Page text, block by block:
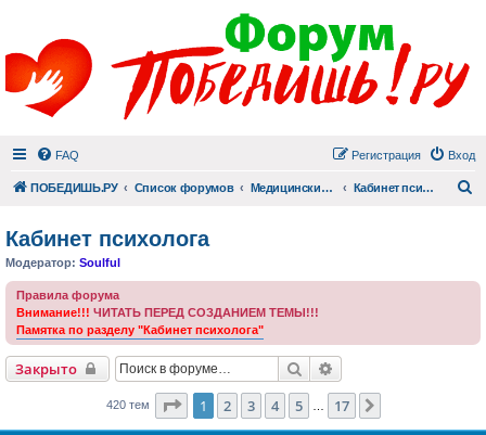
FAQ Вход
Регистрация
ПОБЕДИШЬ.РУ Список форумов Медицинский раздел Кабинет психолога
Кабинет психолога
Модератор: Soulful
Правила форума
Внимание!!! ЧИТАТЬ ПЕРЕД СОЗДАНИЕМ ТЕМЫ!!!
Памятка по разделу "Кабинет психолога"
Закрыто Поиск
420 тем Страница из 17
1 2 3 4 5 17